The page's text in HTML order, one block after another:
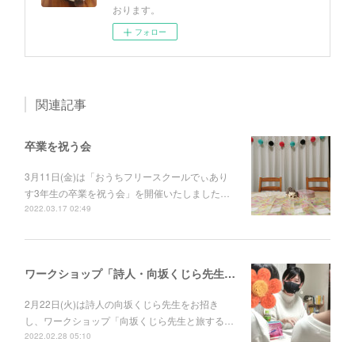
おります。
フォロー
関連記事
卒業を祝う会
3月11日(金)は「おうちフリースクールでぃあり
す3年生の卒業を祝う会」を開催いたしました…
2022.03.17 02:49
ワークショップ「詩人・向坂くじら先生と旅する詩の世界」
2月22日(火)は詩人の向坂くじら先生をお招き
し、ワークショップ「向坂くじら先生と旅する…
2022.02.28 05:10